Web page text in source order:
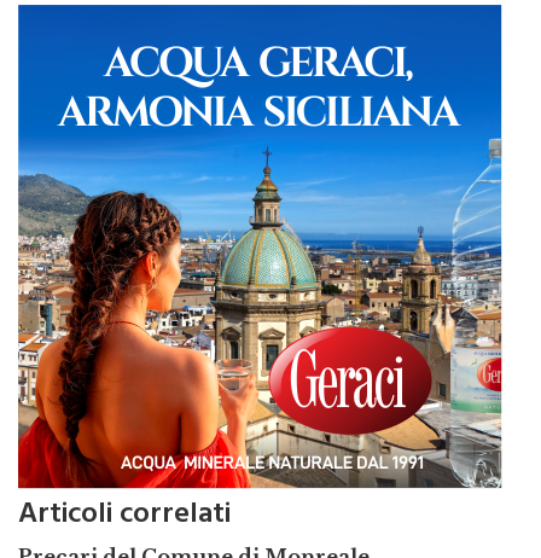
Articoli correlati